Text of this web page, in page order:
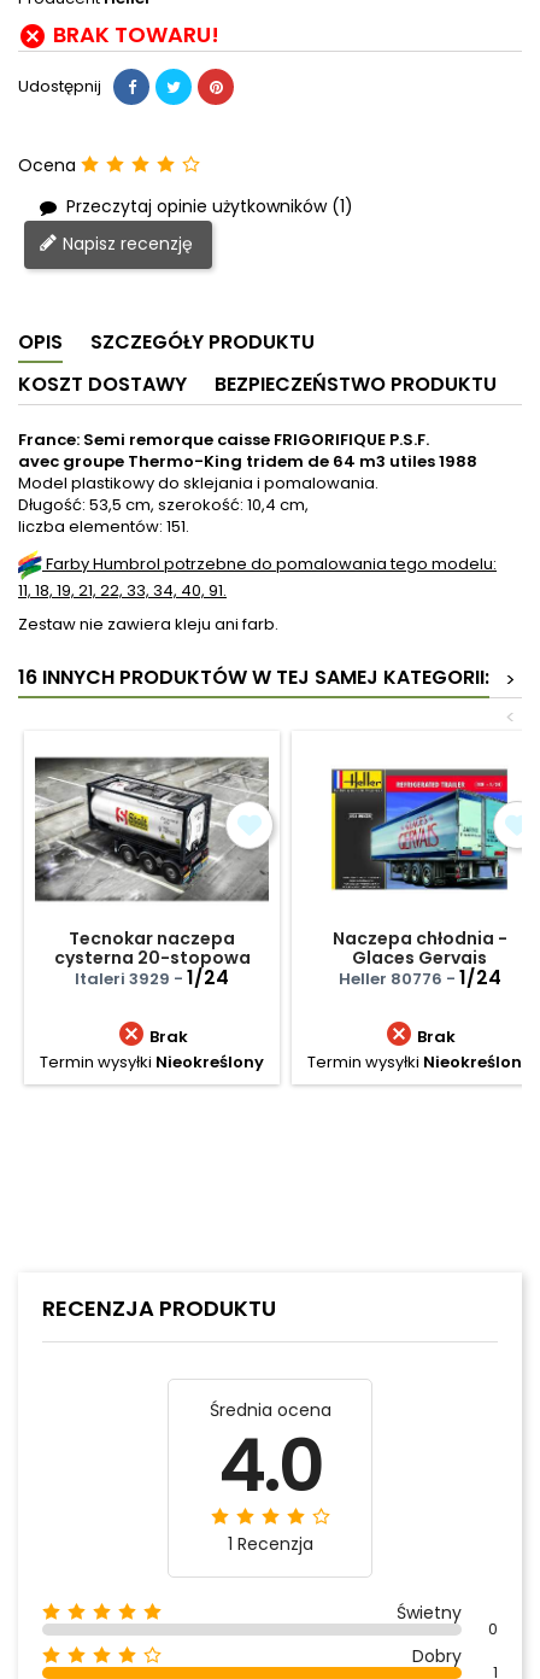
 BRAK TOWARU!
Udostępnij
Ocena
Przeczytaj opinie użytkowników (1)
Napisz recenzję
OPIS
SZCZEGÓŁY PRODUKTU
KOSZT DOSTAWY
BEZPIECZEŃSTWO PRODUKTU
France: Semi remorque caisse FRIGORIFIQUE P.S.F.
avec groupe Thermo-King tridem de 64 m3 utiles 1988
Model plastikowy do sklejania i pomalowania.
Długość: 53,5 cm, szerokość: 10,4 cm,
liczba elementów: 151.
Farby Humbrol potrzebne do pomalowania tego modelu:
11, 18, 19, 21, 22, 33, 34, 40, 91.
Zestaw nie zawiera kleju ani farb.
16 INNYCH PRODUKTÓW W TEJ SAMEJ KATEGORII:
>
<
Tecnokar naczepa
cysterna 20-stopowa
Stolt
Italeri 3929 - 1/24
 Brak
Termin wysyłki Nieokreślony
Naczepa chłodnia -
Glaces Gervais
Heller 80776 - 1/24
 Brak
Termin wysyłki Nieokreślony
RECENZJA PRODUKTU
Średnia ocena
4.0
1 Recenzja
Świetny
0
Dobry
1